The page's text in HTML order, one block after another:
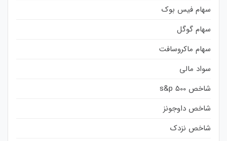
سهام فیس بوک
سهام گوگل
سهام ماکروسافت
سواد مالی
شاخص s&p 500
شاخص داوجونز
شاخص نزدک